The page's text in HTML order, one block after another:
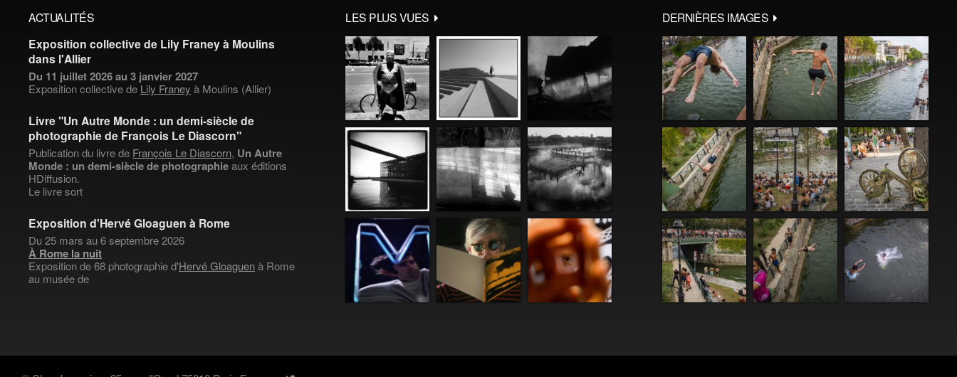
ACTUALITÉS
Exposition collective de Lily Franey à Moulins
dans l'Allier
Du 11 juillet 2026 au 3 janvier 2027
Exposition collective de Lily Franey à Moulins (Allier)
Livre "Un Autre Monde : un demi-siècle de
photographie de François Le Diascorn"
Publication du livre de François Le Diascorn, Un Autre
Monde : un demi-siècle de photographieaux éditions
HDiffusion.
Le livre sort
Exposition d'Hervé Gloaguen à Rome
Du 25 mars au 6 septembre 2026
À Rome la nuit
Exposition de 68 photographie d'Hervé Gloaguenà Rome
au musée de
LES PLUS VUES DERNIÈRES IMAGES